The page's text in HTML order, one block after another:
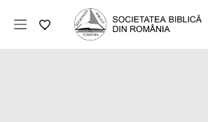
conținut